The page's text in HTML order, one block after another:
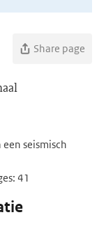
Share page
een seismisch
41